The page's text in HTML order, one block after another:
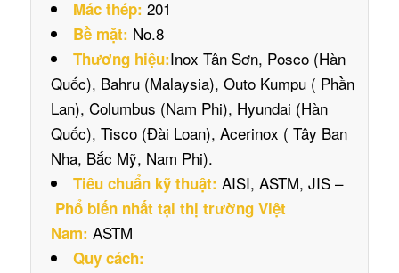
Mác thép: 201
Bề mặt: No.8
Thương hiệu:Inox Tân Sơn, Posco (Hàn
Quốc), Bahru (Malaysia), Outo Kumpu ( Phần
Lan), Columbus (Nam Phi), Hyundai (Hàn
Quốc), Tisco (Đài Loan), Acerinox ( Tây Ban
Nha, Bắc Mỹ, Nam Phi).
Tiêu chuẩn kỹ thuật: AISI, ASTM, JIS –
Phổ biến nhất tại thị trường Việt
Nam: ASTM
Quy cách: